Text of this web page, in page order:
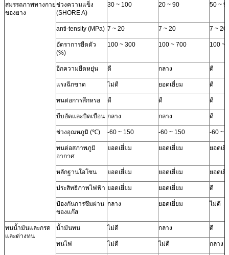
สมรรถภาพทางกาย
ของยาง
ช่วงความแข็ง
(SHORE A)
30 ~ 100 20 ~ 90 50 ~
anti-tensity (MPa) 7 ~ 20 7 ~ 20 7 ~ 20
อัตราการยืดตัว
(%)
100 ~ 300 100 ~ 700 100 ~
อีกความยืดหยุ่น ดี กลาง ดี
แรงฉีกขาด ไม่ดี ยอดเยี่ยม ดี
ทนต่อการสึกหรอ ดี ดี ดี
บีบอัดและบิดเบือน กลาง กลาง ดี
ช่วงอุณหภูมิ (℃) -60 ~ 150 -60 ~ 150 -60 ~
ทนต่อสภาพภูมิ
อากาศ
ยอดเยี่ยม ยอดเยี่ยม ยอดเยี่
หลักฐานโอโซน ยอดเยี่ยม ยอดเยี่ยม ยอดเยี่
ประสิทธิภาพไฟฟ้า ยอดเยี่ยม ยอดเยี่ยม ดี
ป้องกันการซึมผ่าน
ของแก๊ส
กลาง ยอดเยี่ยม ไม่ดี
ทนน้ำมันและกรด
และด่างทน
น้ำมันทน ไม่ดี กลาง ดี
ทนไฟ ไม่ดี ไม่ดี กลาง